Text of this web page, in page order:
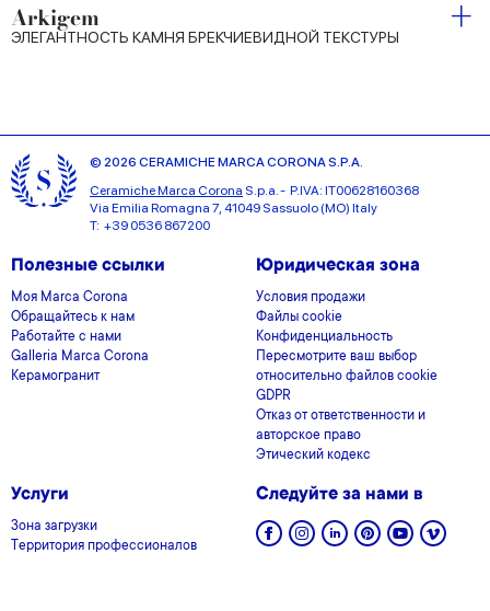
Arkigem
ЭЛЕГАНТНОСТЬ КАМНЯ БРЕКЧИЕВИДНОЙ ТЕКСТУРЫ
© 2026 CERAMICHE MARCA CORONA S.P.A.
Ceramiche Marca Corona S.p.a. - P.IVA: IT00628160368
Via Emilia Romagna 7, 41049 Sassuolo (MO) Italy
T: +39 0536 867200
Полезные ссылки
Моя Marca Corona
Обращайтесь к нам
Работайте с нами
Galleria Marca Corona
Керамогранит
Юридическая зона
Условия продажи
Файлы cookie
Конфиденциальность
Пересмотрите ваш выбор
относительно файлов cookie
GDPR
Отказ от ответственности и
авторское право
Этический кодекс
Услуги
Зона загрузки
Территория профессионалов
Следуйте за нами в